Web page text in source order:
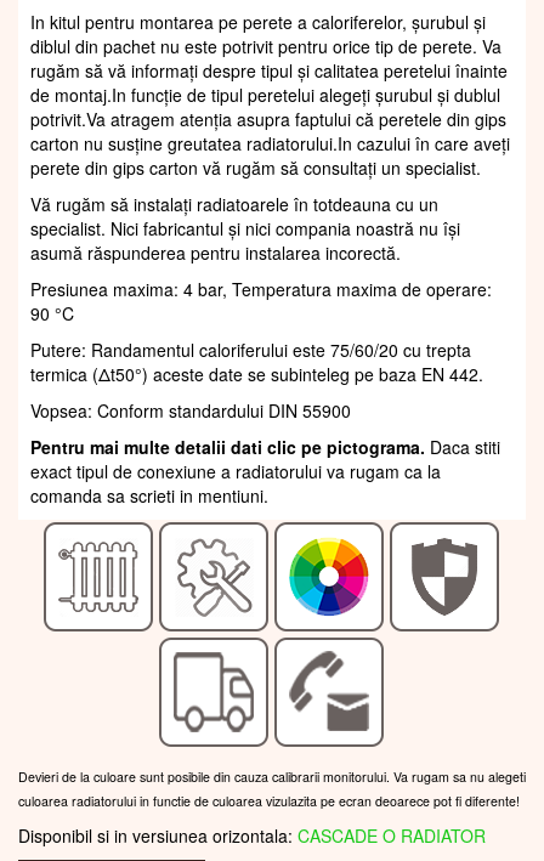
In kitul pentru montarea pe perete a caloriferelor, șurubul și
diblul din pachet nu este potrivit pentru orice tip de perete. Va
rugăm să vă informați despre tipul și calitatea peretelui înainte
de montaj.In funcție de tipul peretelui alegeți șurubul și dublul
potrivit.Va atragem atenția asupra faptului că peretele din gips
carton nu susține greutatea radiatorului.In cazului în care aveți
perete din gips carton vă rugăm să consultați un specialist.
Vă rugăm să instalați radiatoarele în totdeauna cu un
specialist. Nici fabricantul și nici compania noastră nu își
asumă răspunderea pentru instalarea incorectă.
Presiunea maxima: 4 bar, Temperatura maxima de operare:
90 °C
Putere: Randamentul caloriferului este 75/60/20 cu trepta
termica (Δt50°) aceste date se subinteleg pe baza EN 442.
Vopsea: Conform standardului DIN 55900
Pentru mai multe detalii dati clic pe pictograma. Daca stiti
exact tipul de conexiune a radiatorului va rugam ca la
comanda sa scrieti in mentiuni.
Devieri de la culoare sunt posibile din cauza calibrarii monitorului. Va rugam sa nu alegeti
culoarea radiatorului in functie de culoarea vizulazita pe ecran deoarece pot fi diferente!
Disponibil si in versiunea orizontala: CASCADE O RADIATOR